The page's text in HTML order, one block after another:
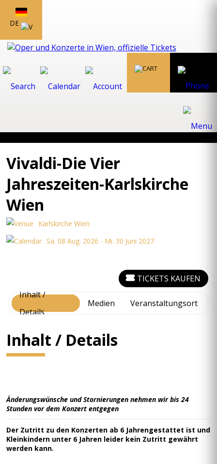
DE
Vivaldi-Die Vier
Jahreszeiten-Karlskirche
Wien
Karlskirche Wien
Sa. 08 Aug. 2026 - Mi. 30 Juni 2027
Inhalt /
Details
Medien Veranstaltungsort
TICKETS KAUFEN
Inhalt / Details
Änderungswünsche und Stornierungen nehmen wir bis 24
Stunden vor dem Konzert entgegen
Der Zutritt zu den Konzerten ab 6 Jahrengestattet ist und
Kleinkindern unter 6 Jahren leider kein Zutritt gewährt
werden kann.